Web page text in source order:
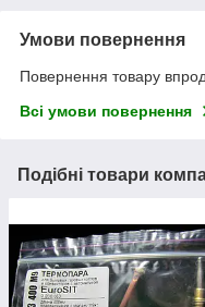
Умови повернення
Повернення товару
Всі умови повернення
Подібні товари